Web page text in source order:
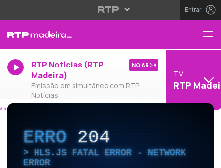
Entrar
RTP Notícias (RTP
Madeira)
Emissão em simultâneo com RTP
Notícias
NO AR
TV
RTP
ERRO204
HLS.JS FATAL ERROR - NETWORK
ERROR